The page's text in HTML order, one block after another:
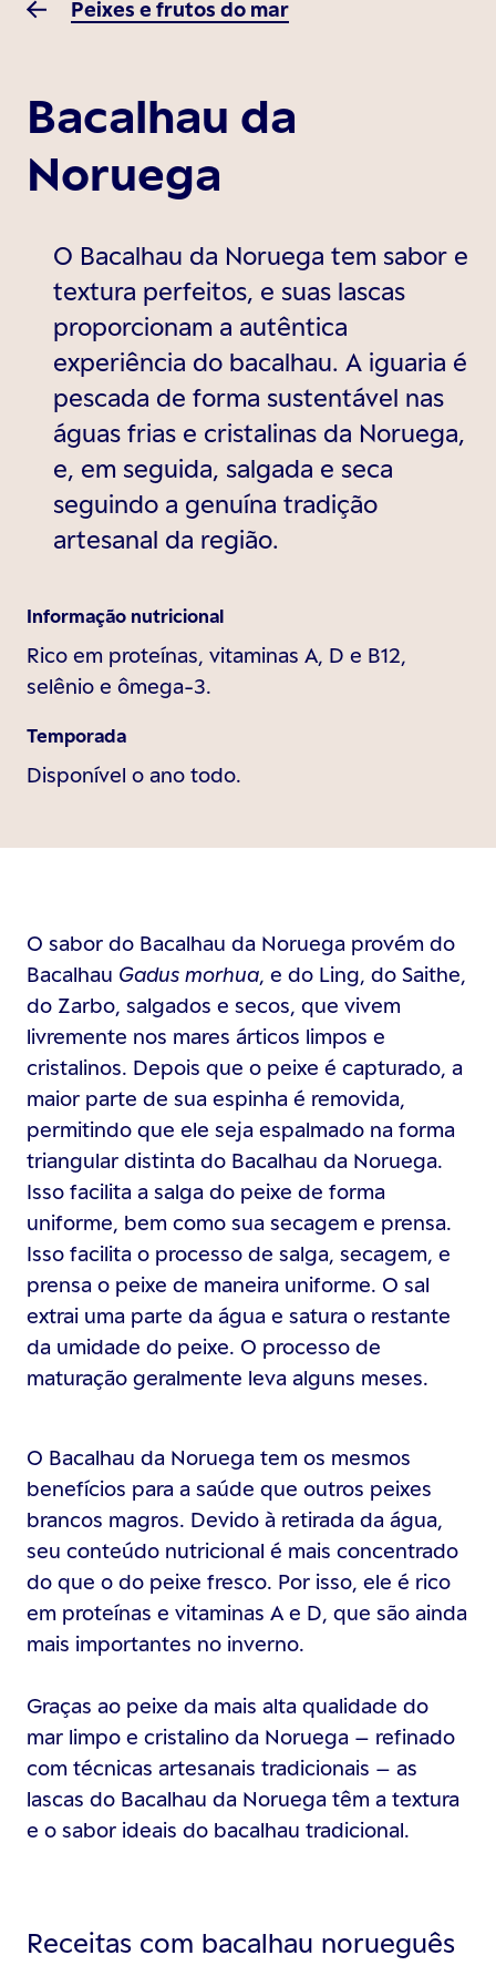
Peixes e frutos do mar
Bacalhau da
Noruega
O Bacalhau da Noruega tem sabor e
textura perfeitos, e suas lascas
proporcionam a autêntica
experiência do bacalhau. A iguaria é
pescada de forma sustentável nas
águas frias e cristalinas da Noruega,
e, em seguida, salgada e seca
seguindo a genuína tradição
artesanal da região.
Informação nutricional
Rico em proteínas, vitaminas A, D e B12,
selênio e ômega-3.
Temporada
Disponível o ano todo.
O sabor do Bacalhau da Noruega provém do
Bacalhau Gadus morhua, e do Ling, do Saithe,
do Zarbo, salgados e secos, que vivem
livremente nos mares árticos limpos e
cristalinos. Depois que o peixe é capturado, a
maior parte de sua espinha é removida,
permitindo que ele seja espalmado na forma
triangular distinta do Bacalhau da Noruega.
Isso facilita a salga do peixe de forma
uniforme, bem como sua secagem e prensa.
Isso facilita o processo de salga, secagem, e
prensa o peixe de maneira uniforme. O sal
extrai uma parte da água e satura o restante
da umidade do peixe. O processo de
maturação geralmente leva alguns meses.
O Bacalhau da Noruega tem os mesmos
benefícios para a saúde que outros peixes
brancos magros. Devido à retirada da água,
seu conteúdo nutricional é mais concentrado
do que o do peixe fresco. Por isso, ele é rico
em proteínas e vitaminas A e D, que são ainda
mais importantes no inverno.
Graças ao peixe da mais alta qualidade do
mar limpo e cristalino da Noruega – refinado
com técnicas artesanais tradicionais – as
lascas do Bacalhau da Noruega têm a textura
e o sabor ideais do bacalhau tradicional.
Receitas com bacalhau norueguês